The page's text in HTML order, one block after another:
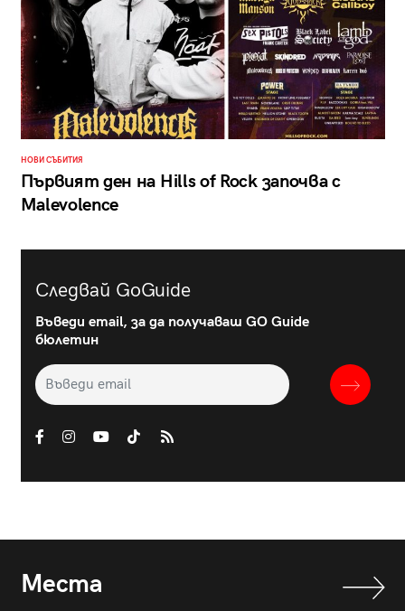
НОВИ СЪБИТИЯ
Първият ден на Hills of Rock започва с
Malevolence
Следвай GoGuide
Въведи email, за да получаваш GO Guide
бюлетин
Места